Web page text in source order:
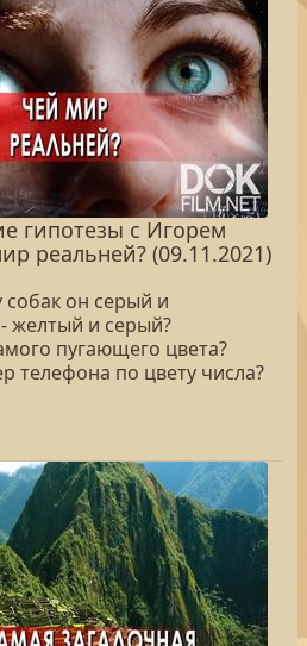
гипотезы с Игорем
реальней? (09.11.2021)
собак он серый и
желтый и серый?
пугающего цвета?
телефона по цвету числа?